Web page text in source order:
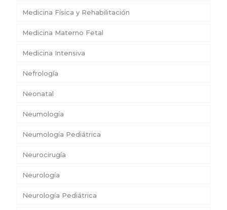
Medicina Física y Rehabilitación
Medicina Materno Fetal
Medicina Intensiva
Nefrología
Neonatal
Neumología
Neumología Pediátrica
Neurocirugía
Neurología
Neurología Pediátrica